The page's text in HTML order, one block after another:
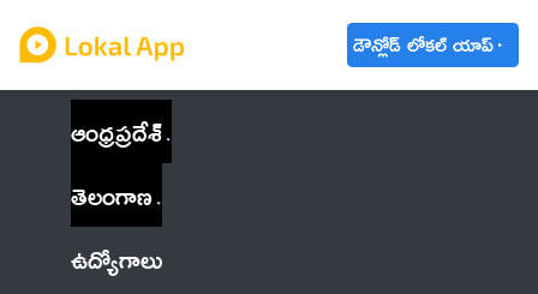
డౌన్లోడ్ లోకల్ యాప్
ఆంధ్రప్రదేశ్
తెలంగాణ
ఉద్యోగాలు